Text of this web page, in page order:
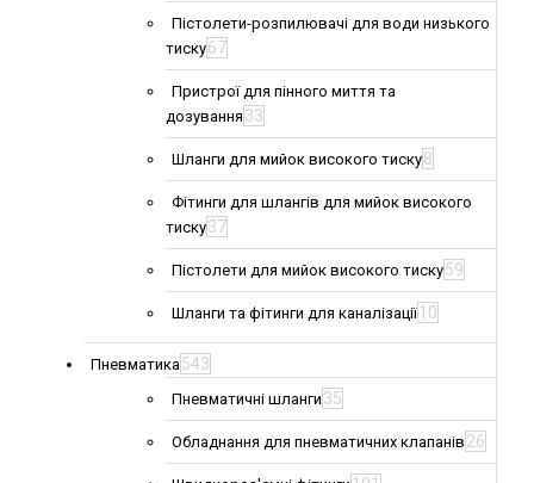
Пістолети-розпилювачі для води низького
тиску67
Пристрої для пінного миття та
дозування 33
Шланги для мийок високого тиску8
Фітинги для шлангів для мийок високого
тиску37
Пістолети для мийок високого тиску59
Шланги та фітинги для каналізації 10
Пневматика543
Пневматичні шланги 35
Обладнання для пневматичних клапанів 26